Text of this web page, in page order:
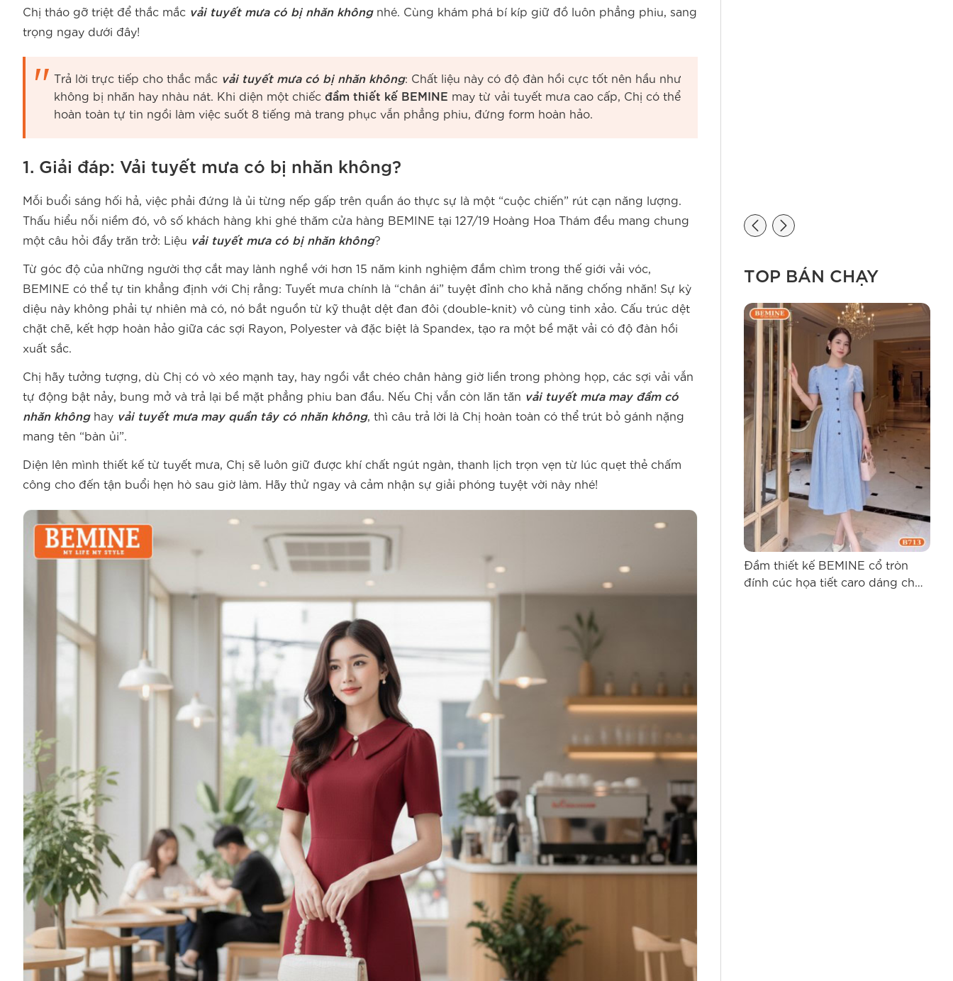
Chị tháo gỡ triệt để thắc mắc vải tuyết mưa có bị nhăn khôngnhé. Cùng khám phá bí kíp giữ đồ luôn phẳng phiu, sang
trọng ngay dưới đây!
Trả lời trực tiếp cho thắc mắc vải tuyết mưa có bị nhăn không: Chất liệu này có độ đàn hồi cực tốt nên hầu như
không bị nhăn hay nhàu nát. Khi diện một chiếc đầm thiết kế BEMINE may từ vải tuyết mưa cao cấp, Chị có thể
hoàn toàn tự tin ngồi làm việc suốt 8 tiếng mà trang phục vẫn phẳng phiu, đứng form hoàn hảo.
1. Giải đáp: Vải tuyết mưa có bị nhăn không?
Mỗi buổi sáng hối hả, việc phải đứng là ủi từng nếp gấp trên quần áo thực sự là một “cuộc chiến” rút cạn năng lượng.
Thấu hiểu nỗi niềm đó, vô số khách hàng khi ghé thăm cửa hàng BEMINE tại 127/19 Hoàng Hoa Thám đều mang chung
một câu hỏi đầy trăn trở: Liệu vải tuyết mưa có bị nhăn không?
Từ góc độ của những người thợ cắt may lành nghề với hơn 15 năm kinh nghiệm đắm chìm trong thế giới vải vóc,
BEMINE có thể tự tin khẳng định với Chị rằng: Tuyết mưa chính là “chân ái” tuyệt đỉnh cho khả năng chống nhăn! Sự kỳ
diệu này không phải tự nhiên mà có, nó bắt nguồn từ kỹ thuật dệt đan đôi (double-knit) vô cùng tinh xảo. Cấu trúc dệt
chặt chẽ, kết hợp hoàn hảo giữa các sợi Rayon, Polyester và đặc biệt là Spandex, tạo ra một bề mặt vải có độ đàn hồi
xuất sắc.
Chị hãy tưởng tượng, dù Chị có vò xéo mạnh tay, hay ngồi vắt chéo chân hàng giờ liền trong phòng họp, các sợi vải vẫn
tự động bật nảy, bung mở và trả lại bề mặt phẳng phiu ban đầu. Nếu Chị vẫn còn lăn tăn vải tuyết mưa may đầm có
nhăn khônghay vải tuyết mưa may quần tây có nhăn không, thì câu trả lời là Chị hoàn toàn có thể trút bỏ gánh nặng
mang tên “bàn ủi”.
Diện lên mình thiết kế từ tuyết mưa, Chị sẽ luôn giữ được khí chất ngút ngàn, thanh lịch trọn vẹn từ lúc quẹt thẻ chấm
công cho đến tận buổi hẹn hò sau giờ làm. Hãy thử ngay và cảm nhận sự giải phóng tuyệt vời này nhé!
TOP BÁN CHẠY
Đầm thiết kế BEMINE cổ tròn
đính cúc họa tiết caro dáng chữ